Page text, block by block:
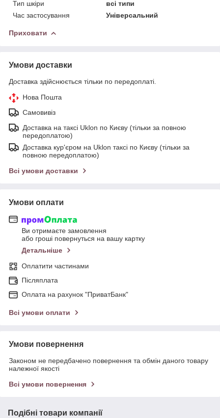
Тип шкіри
всі типи
Час застосування
Універсальний
Приховати
Умови доставки
Доставка здійснюється тільки по передоплаті.
Нова Пошта
Самовивіз
Доставка на таксі Uklon по Києву (тільки за повною
передоплатою)
Доставка кур'єром на Uklon таксі по Києву (тільки за
повною передоплатою)
Всі умови доставки
Умови оплати
Ви отримаєте замовлення
або гроші повернуться на вашу картку
Детальніше
Оплатити частинами
Післяплата
Оплата на рахунок "ПриватБанк"
Всі умови оплати
Умови повернення
Законом не передбачено повернення та обмін даного товару
належної якості
Всі умови повернення
Подібні товари компанії